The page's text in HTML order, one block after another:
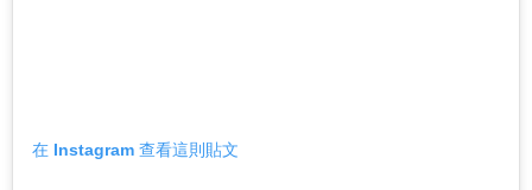
在 Instagram 查看這則貼文